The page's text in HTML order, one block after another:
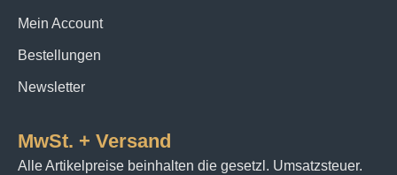
Mein Account
Bestellungen
Newsletter
MwSt. + Versand
Alle Artikelpreise beinhalten die gesetzl. Umsatzsteuer.